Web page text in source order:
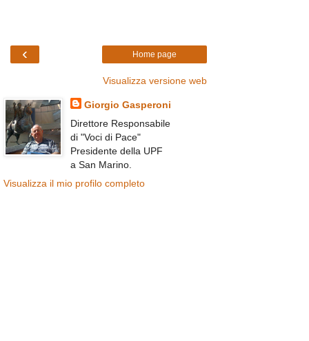
‹ Home page
Visualizza versione web
Giorgio Gasperoni
Direttore Responsabile
di "Voci di Pace"
Presidente della UPF
a San Marino.
Visualizza il mio profilo completo